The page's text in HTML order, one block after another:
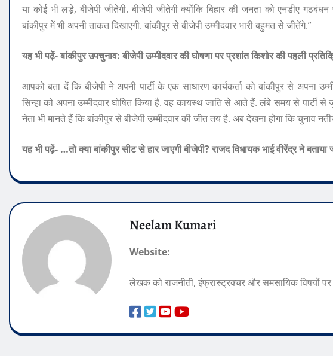
या कोई भी लड़े, बीजेपी जीतेगी. बीजेपी जीतेगी क्योंकि बिहार की जनता को एनडीए
बांकीपुर में भी अपनी ताकत दिखाएगी. बांकीपुर से बीजेपी उम्मीदवार भारी बहुमत से जीतेंगे.”
यह भी पढ़ें- बांकीपुर उपचुनाव: बीजेपी उम्मीदवार की घोषणा पर प्रशांत किशोर की पहली
आपको बता दें कि बीजेपी ने अपनी पार्टी के एक साधारण कार्यकर्ता को बांकीपुर से अपना
सिन्हा को अपना उम्मीदवार घोषित किया है. वह कायस्थ जाति से आते हैं. लंबे समय से पार्टी
नेता भी मानते हैं कि बांकीपुर से बीजेपी उम्मीदवार की जीत तय है. अब देखना होगा कि चुनाव
यह भी पढ़ें- …तो क्या बांकीपुर सीट से हार जाएगी बीजेपी? राजद विधायक भाई वीरेंद्र ने बताया
Neelam Kumari
Website:
लेखक को राजनीती, इंफ्रास्ट्रक्चर और समसायिक विषयों